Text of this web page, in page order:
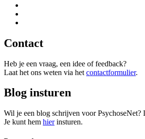
Contact
Heb je een vraag, een idee of feedback?
Laat het ons weten via het contactformulier.
Blog insturen
Wil je een blog schrijven voor PsychoseNet?
Je kunt hem hierinsturen.